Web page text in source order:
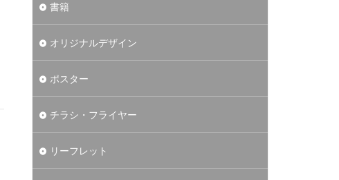
書籍
オリジナルデザイン
ポスター
チラシ・フライヤー
リーフレット